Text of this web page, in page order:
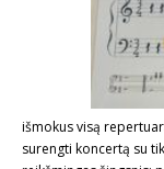
išmokus visą
surengti koncertą su